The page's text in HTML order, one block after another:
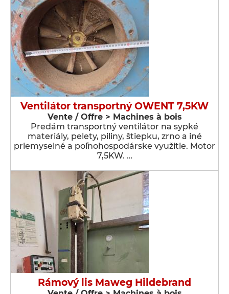
Ventilátor transportný OWENT 7,5KW
Vente / Offre > Machines à bois
Predám transportný ventilátor na sypké
materiály, pelety, piliny, štiepku, zrno a iné
priemyselné a poľnohospodárske využitie. Motor
7,5KW. …
Rámový lis Maweg Hildebrand